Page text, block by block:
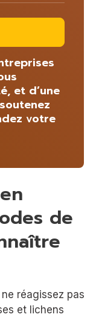
et d’une
votre
de
réagissez pas
et lichens